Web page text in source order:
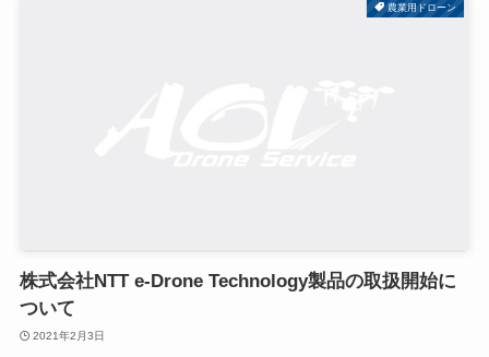
農業用ドローン
株式会社NTT e-Drone Technology製品の取扱開始に
ついて
2021年2月3日